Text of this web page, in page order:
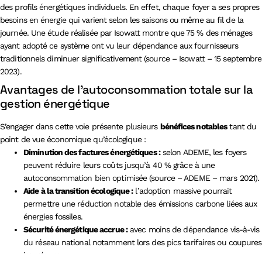
des profils énergétiques individuels. En effet, chaque foyer a ses propres
besoins en énergie qui varient selon les saisons ou même au fil de la
journée. Une étude réalisée par Isowatt montre que 75 % des ménages
ayant adopté ce système ont vu leur dépendance aux fournisseurs
traditionnels diminuer significativement (source – Isowatt – 15 septembre
2023).
Avantages de l’autoconsommation totale sur la
gestion énergétique
S’engager dans cette voie présente plusieurs bénéfices notablestant du
point de vue économique qu’écologique :
Diminution des factures énergétiques :selon ADEME, les foyers
peuvent réduire leurs coûts jusqu’à 40 % grâce à une
autoconsommation bien optimisée (source – ADEME – mars 2021).
Aide à la transition écologique :l’adoption massive pourrait
permettre une réduction notable des émissions carbone liées aux
énergies fossiles.
Sécurité énergétique accrue :avec moins de dépendance vis-à-vis
du réseau national notamment lors des pics tarifaires ou coupures